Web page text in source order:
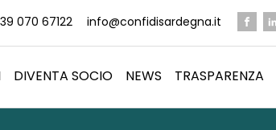
070 67122 info@confidisardegna.it
DIVENTA SOCIO NEWS TRASPARENZA